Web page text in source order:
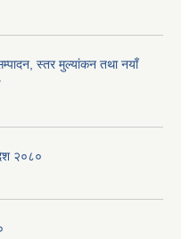
स्तर मुल्यांकन तथा नयाँ
२०८०